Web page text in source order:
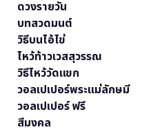
ดวงรายวัน
บทสวดมนต์
วิธีบนไอ้ไข่
ไหว้ท้าวเวสสุวรรณ
วิธีไหว้วัดแขก
วอลเปเปอร์พระแม่ลักษมี
วอลเปเปอร์ ฟรี
สีมงคล